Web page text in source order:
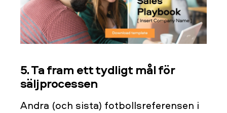
5. Ta fram ett tydligt mål för
säljprocessen
Andra (och sista) fotbollsreferensen i